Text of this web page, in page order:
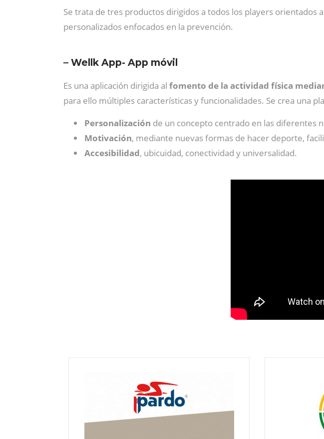
Se trata de tres productos dirigidos a todos los players
personalizados enfocados en la prevención.
– Wellk App- App móvil
Es una aplicación dirigida al fomento de la actividad física
para ello múltiples características y funcionalidades. Se crea una
Personalización de un concepto centrado en las diferentes
Motivación, mediante nuevas formas de hacer deporte,
Accesibilidad, ubicuidad, conectividad y universalidad.